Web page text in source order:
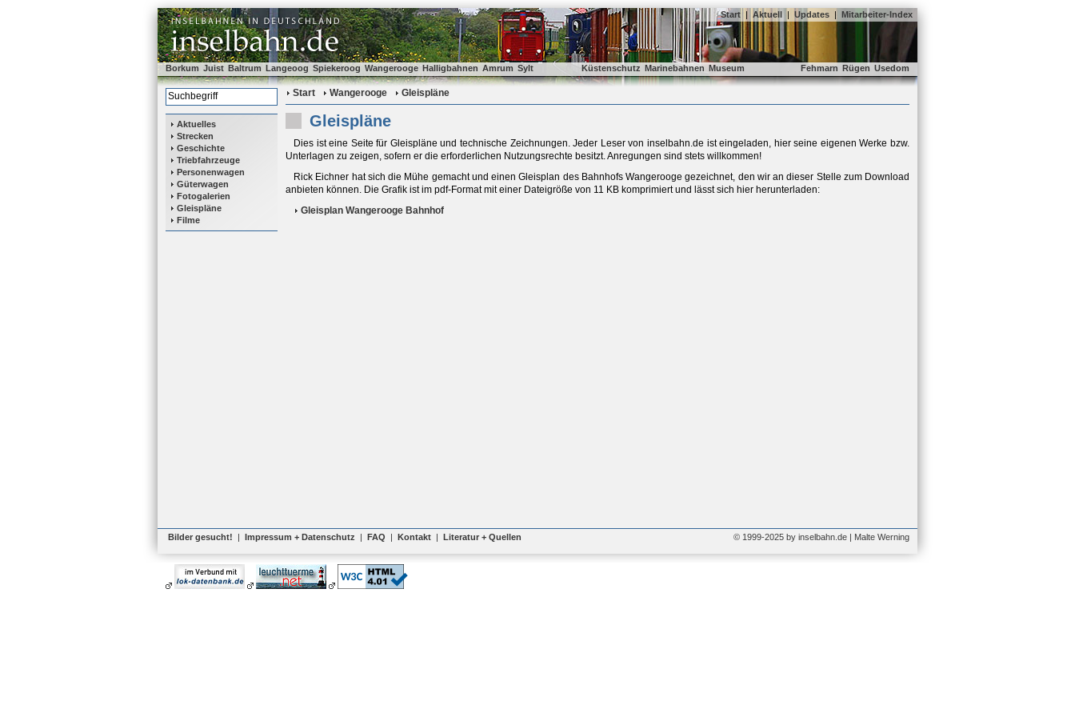
Start | Aktuell | Updates | Mitarbeiter-Index
Borkum Juist Baltrum Langeoog Spiekeroog Wangerooge Halligbahnen Amrum Sylt Küstenschutz Marinebahnen Museum Fehmarn Rügen Usedom
Aktuelles
Strecken
Geschichte
Triebfahrzeuge
Personenwagen
Güterwagen
Fotogalerien
Gleispläne
Filme
Start Wangerooge Gleispläne
Gleispläne
Dies ist eine Seite für Gleispläne und technische Zeichnungen. Jeder Leser von inselbahn.de ist eingeladen, hier seine eigenen Werke bzw.
Unterlagen zu zeigen, sofern er die erforderlichen Nutzungsrechte besitzt. Anregungen sind stets willkommen!
Rick Eichner hat sich die Mühe gemacht und einen Gleisplan des Bahnhofs Wangerooge gezeichnet, den wir an dieser Stelle zum Download
anbieten können. Die Grafik ist im pdf-Format mit einer Dateigröße von 11 KB komprimiert und lässt sich hier herunterladen:
Gleisplan Wangerooge Bahnhof
Bilder gesucht! | Impressum + Datenschutz | FAQ | Kontakt | Literatur + Quellen © 1999-2025 by inselbahn.de | Malte Werning